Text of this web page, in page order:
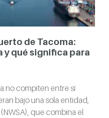
de Tacoma:
y qué significa para
no compiten entre sí
bajo una sola entidad,
que combina el